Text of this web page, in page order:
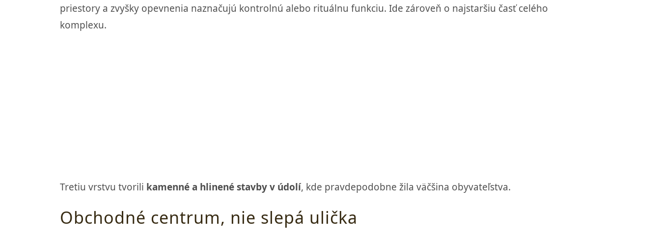
priestory a zvyšky opevnenia naznačujú kontrolnú alebo rituálnu funkciu. Ide zároveň o najstaršiu časť celého
komplexu.
Tretiu vrstvu tvorili kamenné a hlinené stavby v údolí, kde pravdepodobne žila väčšina obyvateľstva.
Obchodné centrum, nie slepá ulička